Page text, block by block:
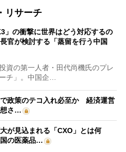
リサーチ
」の衝撃に世界はどう対応するの
官が検討する「蒸留を行う中国
資の第一人者・田代尚機氏のプレ
チ」。中国企…
政策のテコ入れ必至か 経済運営
想さ…
が見込まれる「CXO」とは何
の医薬品…